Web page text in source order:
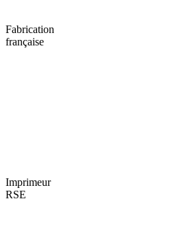
Fabrication
française
Imprimeur
RSE